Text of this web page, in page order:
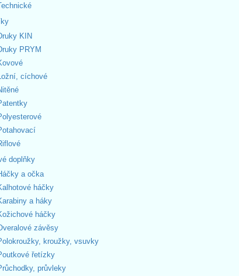
KIN
PRYM
cíchové
doplňky
a očka
háčky
a háky
háčky
závěsy
kroužky, vsuvky
řetízky
průvleky